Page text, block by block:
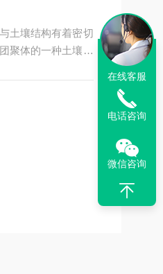
土壤结构有着密切
聚体的一种土壤结
在线客服
电话咨询
微信咨询